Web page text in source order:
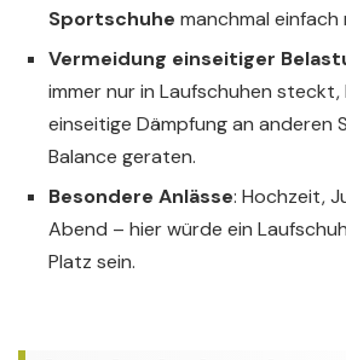
Sportschuhe manchmal einfach
Vermeidung einseitiger
immer nur in Laufschuhen steckt,
einseitige Dämpfung an anderen
Balance geraten.
Besondere Anlässe: Hochzeit,
Abend – hier würde ein
Platz sein.